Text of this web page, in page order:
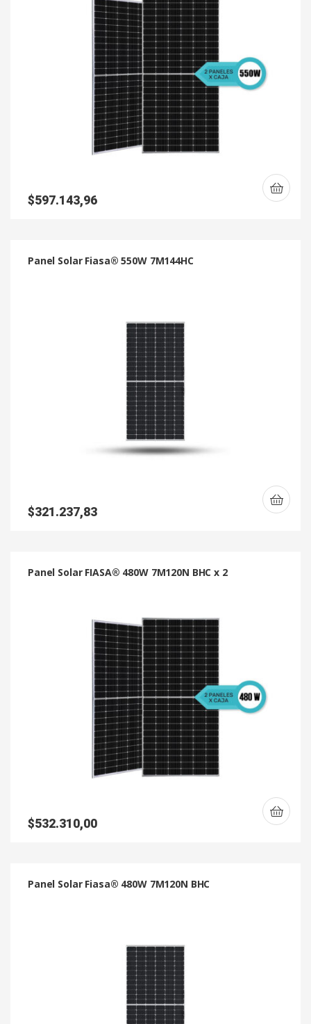
$597.143,96
Panel Solar Fiasa® 550W 7M144HC
$321.237,83
Panel Solar FIASA® 480W 7M120N BHC x 2
$532.310,00
Panel Solar Fiasa® 480W 7M120N BHC